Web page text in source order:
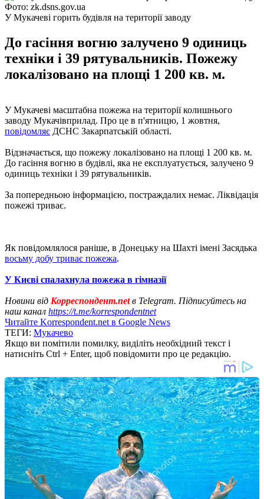
Фото: zk.dsns.gov.ua
У Мукачеві горить будівля на території заводу
До гасіння вогню залучено 9 одиниць
техніки і 39 рятувальників. Пожежу
локалізовано на площі 1 200 кв. м.
У Мукачеві масштабна пожежа на території колишнього
заводу Мукачівприлад. Про це в п'ятницю, 1 жовтня,
повідомляє ДСНС Закарпатській області.
Відзначається, що пожежу локалізовано на площі 1 200 кв. м.
До гасіння вогню в будівлі, яка не експлуатується, залучено 9
одиниць техніки і 39 рятувальників.
За попередньою інформацією, постраждалих немає. Ліквідація
пожежі триває.
Як повідомлялося раніше, в Донецьку на Шахті імені Засядька
восьму добу триває пожежа.
У Києві спалахнула пожежа в гімназії
Новини від Корреспондент.netв Telegram. Підписуйтесь на
наш канал https://t.me/korrespondentnet
Читайте Korrespondent.net в Google News
ТЕГИ: Мукачево
Якщо ви помітили помилку, виділіть необхідний текст і
натисніть Ctrl + Enter, щоб повідомити про це редакцію.